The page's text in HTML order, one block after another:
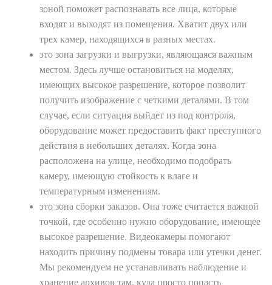
зоной поможет распознавать все лица, которые
входят и выходят из помещения. Хватит двух или
трех камер, находящихся в разных местах.
это зона загрузки и выгрузки, являющаяся важным
местом. Здесь лучше остановиться на моделях,
имеющих высокое разрешение, которое позволит
получить изображение с четкими деталями. В том
случае, если ситуация выйдет из под контроля,
оборудование может предоставить факт преступного
действия в небольших деталях. Когда зона
расположена на улице, необходимо подобрать
камеру, имеющую стойкость к влаге и
температурным изменениям.
это зона сборки заказов. Она тоже считается важной
точкой, где особенно нужно оборудование, имеющее
высокое разрешение. Видеокамеры помогают
находить причину подмены товара или утечки денег.
Мы рекомендуем не устанавливать наблюдение и
хранение архивов там, куда просто попасть